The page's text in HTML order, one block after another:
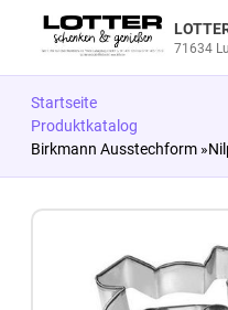
71634
Startseite
Produktkatalog
Birkmann Ausstechform